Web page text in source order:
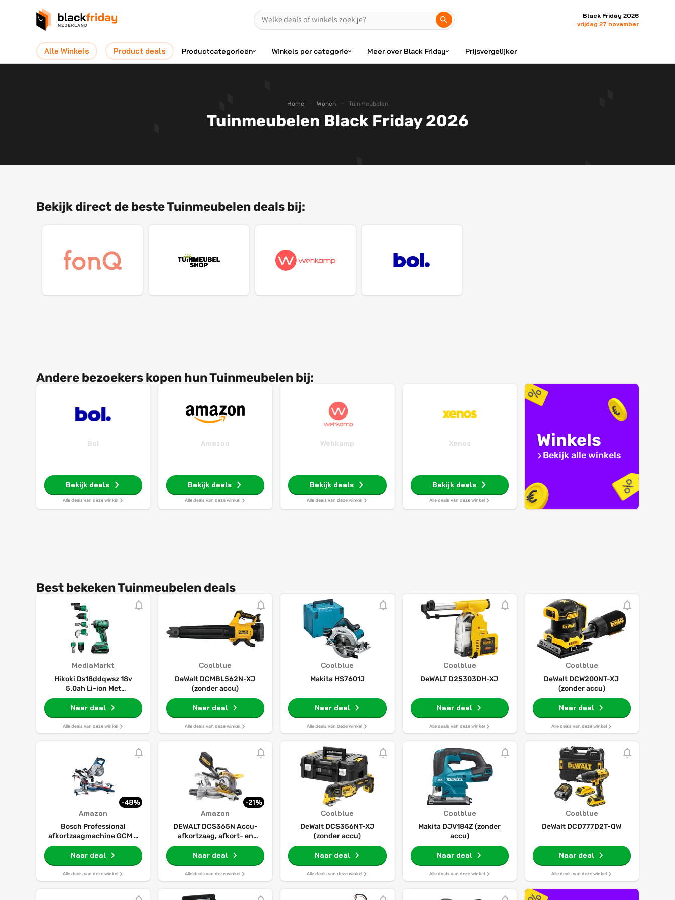
Black Friday 2026
vrijdag 27 november
Alle Winkels Product deals Productcategorieën Winkels per categorie Meer over Black Friday Prijsvergelijker
Home Wonen Tuinmeubelen
Tuinmeubelen Black Friday 2026
Bekijk direct de beste Tuinmeubelen deals bij:
Andere bezoekers kopen hun Tuinmeubelen bij:
Bol
Bekijk deals
Alle deals van deze winkel
Amazon
Bekijk deals
Alle deals van deze winkel
Wehkamp
Bekijk deals
Alle deals van deze winkel
Xenos
Bekijk deals
Alle deals van deze winkel
Winkels
Bekijk alle winkels
Best bekeken Tuinmeubelen deals
MediaMarkt
Hikoki Ds18ddqwsz 18v
5.0ah Li-ion Met
Hulpstukken In Hsc
Accuboormachine
Naar deal
Alle deals van deze winkel
Coolblue
DeWalt DCMBL562N-XJ
(zonder accu)
Naar deal
Alle deals van deze winkel
Coolblue
Makita HS7601J
Naar deal
Alle deals van deze winkel
Coolblue
DeWALT D25303DH-XJ
Naar deal
Alle deals van deze winkel
Coolblue
DeWalt DCW200NT-XJ
(zonder accu)
Naar deal
Alle deals van deze winkel
-48%
Amazon
Bosch Professional
afkortzaagmachine GCM 8
SJL (1600 watt, zaagblad-Ø:
216 mm, in doos)
Naar deal
Alle deals van deze winkel
-21%
Amazon
DEWALT DCS365N Accu-
afkortzaag, afkort- en
verstekzaag, 184 mm
zaagbladdiameter, 48
graden hellingsinstelling,
XPS-zaaglijnweergave,
levering zonder accu en
oplader
Naar deal
Alle deals van deze winkel
Coolblue
DeWalt DCS356NT-XJ
(zonder accu)
Naar deal
Alle deals van deze winkel
Coolblue
Makita DJV184Z (zonder
accu)
Naar deal
Alle deals van deze winkel
Coolblue
DeWalt DCD777D2T-QW
Naar deal
Alle deals van deze winkel